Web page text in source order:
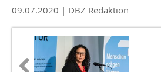
09.07.2020 | DBZ Redaktion